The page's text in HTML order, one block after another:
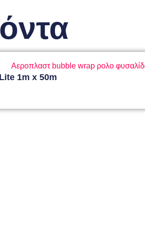
1m x 50m